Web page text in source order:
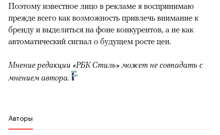
Поэтому известное лицо в рекламе я воспринимаю
прежде всего как возможность привлечь внимание к
бренду и выделиться на фоне конкурентов, а не как
автоматический сигнал о будущем росте цен.
Мнение редакции «РБК Стиль» может не совпадать с
мнением автора.
Авторы